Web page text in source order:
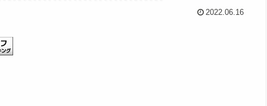
2022.06.16